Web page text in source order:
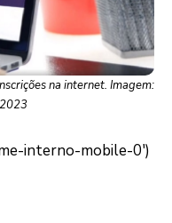
na internet. Imagem: